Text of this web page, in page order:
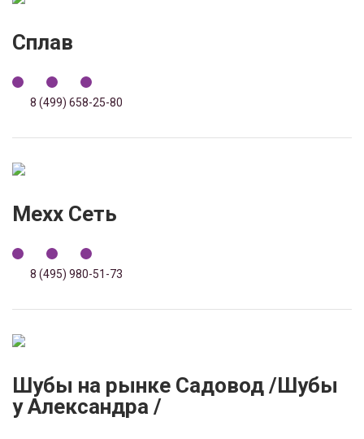
Сплав
8 (499) 658-25-80
Mexx Сеть
8 (495) 980-51-73
Шубы на рынке Садовод /Шубы
у Александра /